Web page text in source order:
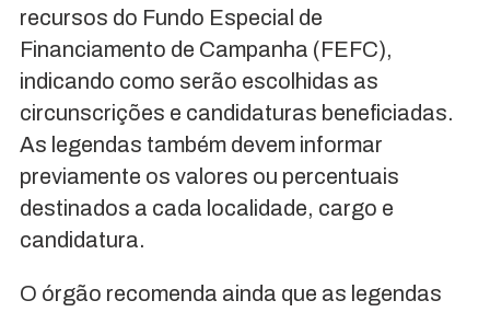
recursos do Fundo Especial de
Financiamento de Campanha (FEFC),
indicando como serão escolhidas as
circunscrições e candidaturas beneficiadas.
As legendas também devem informar
previamente os valores ou percentuais
destinados a cada localidade, cargo e
candidatura.
O órgão recomenda ainda que as legendas